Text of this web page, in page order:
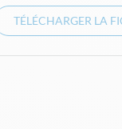
TÉLÉCHARGER LA